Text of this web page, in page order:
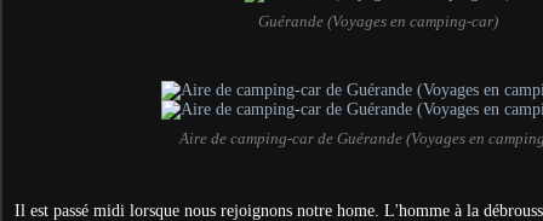
Guérande (Voyages en camping-car)
Aire de camping-car de Guérande (Voyages en
Il est passé midi lorsque nous rejoignons notre home. L'homme à la